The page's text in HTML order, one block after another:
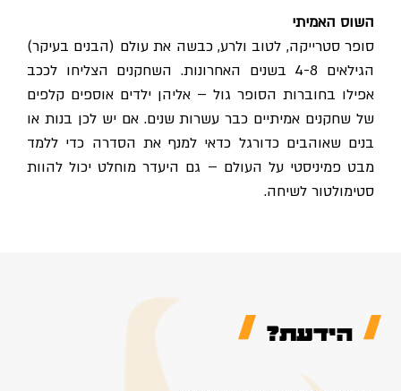
השוס האמיתי
סופר סטרייקה, לטוב ולרע, כבשה את עולם (הבנים בעיקר)
הגילאים 4-8 בשנים האחרונות. השחקנים הצליחו לככב
אפילו בחוברות הסופר גול – אליהן ילדים אוספים קלפים
של שחקנים אמיתיים כבר עשרות שנים. אם יש לכן בנות או
בנים שאוהבים כדורגל כדאי למנף את הסדרה כדי ללמד
מבט פמיניסטי על העולם – גם היעדר מוחלט יכול להוות
סטימולטור לשיחה.
הידעת?